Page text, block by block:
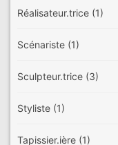
Réalisateur.trice (1)
Scénariste (1)
Sculpteur.trice (3)
Styliste (1)
Tapissier.ière (1)